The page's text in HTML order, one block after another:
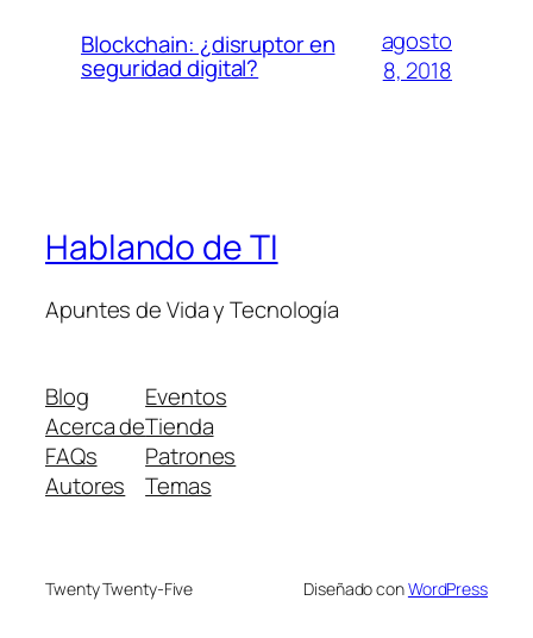
Blockchain: ¿disruptor en
seguridad digital?
agosto
8, 2018
Hablando de TI
Apuntes de Vida y Tecnología
Blog
Acerca de
FAQs
Autores
Eventos
Tienda
Patrones
Temas
Twenty Twenty-Five Diseñado conWordPress